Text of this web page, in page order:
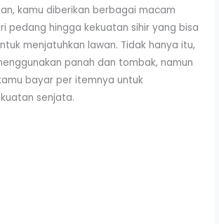
kamu diberikan berbagai macam
pedang hingga kekuatan sihir yang bisa
menjatuhkan lawan. Tidak hanya itu,
panah dan tombak, namun
bayar per itemnya untuk
senjata.